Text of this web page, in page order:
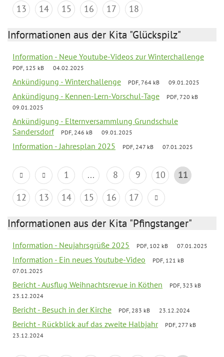
13
14 15 16 17 18
Informationen aus der Kita "Glückspilz"
Information - Neue Youtube-Videos zur Winterchallenge
PDF, 125 kB 04.02.2025
Ankündigung - Winterchallenge PDF, 764 kB 09.01.2025
Ankündigung - Kennen-Lern-Vorschul-Tage
PDF, 720 kB
09.01.2025
Ankündigung - Elternversammlung Grundschule
Sandersdorf
PDF, 246 kB 09.01.2025
Information - Jahresplan 2025 PDF, 247 kB 07.01.2025
1 ... 8 9 10
11
12
13 14 15 16 17
Informationen aus der Kita "Pfingstanger"
Information - Neujahrsgrüße 2025 PDF, 102 kB 07.01.2025
Information - Ein neues Youtube-Video
PDF, 121 kB
07.01.2025
Bericht - Ausflug Weihnachtsrevue in Köthen
PDF, 323 kB
23.12.2024
Bericht - Besuch in der Kirche PDF, 283 kB 23.12.2024
Bericht - Rückblick auf das zweite Halbjahr
PDF, 277 kB
23.12.2024